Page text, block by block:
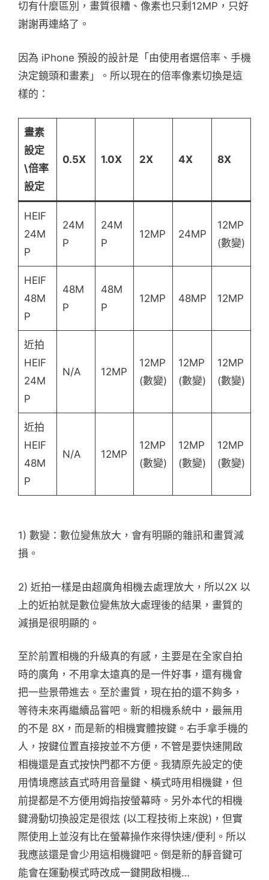
切有什麼區別，畫質很糟、像素也只剩12MP，只好
謝謝再連絡了。
因為 iPhone 預設的設計是「由使用者選倍率、手機
決定鏡頭和畫素」。所以現在的倍率像素切換是這
樣的：
畫素
設定
\倍率
設定
0.5X 1.0X 2X 4X 8X
HEIF
24M
P
24M
P
24M
P
12MP 24MP
12MP
(數變)
HEIF
48M
P
48M
P
48M
P
12MP 48MP 12MP
近拍
HEIF
24M
P
N/A 12MP
12MP
(數變)
12MP
(數變)
12MP
(數變)
近拍
HEIF
48M
P
N/A 12MP
12MP
(數變)
12MP
(數變)
12MP
(數變)
1) 數變：數位變焦放大，會有明顯的雜訊和畫質減
損。
2) 近拍一樣是由超廣角相機去處理放大，所以2X 以
上的近拍就是數位變焦放大處理後的結果，畫質的
減損是很明顯的。
至於前置相機的升級真的有感，主要是在全家自拍
時的廣角，不用拿太遠真的是一件好事，還有機會
把一些景帶進去。至於畫質，現在拍的還不夠多，
等待未來再繼續品嘗吧。新的相機系統中，最無用
的不是 8X，而是新的相機實體按鍵。右手拿手機的
人，按鍵位置直接按並不方便，不管是要快速開啟
相機還是直式按快門都不方便。我猜原先設定的使
用情境應該直式時用音量鍵、橫式時用相機鍵，但
前提都是不方便用姆指按螢幕時。另外本代的相機
鍵滑動切換設定是很炫 (以工程技術上來說)，但實
際使用上並沒有比在螢幕操作來得快速/便利。所以
我應該還是會少用這相機鍵吧。倒是新的靜音鍵可
能會在運動模式時改成一鍵開啟相機…